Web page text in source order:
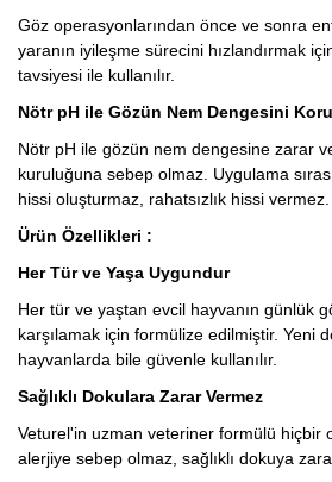
Göz operasyonlarından önce ve sonra
yaranın iyileşme sürecini hızlandırmak
tavsiyesi ile kullanılır.
Nötr pH ile Gözün Nem Dengesini
Nötr pH ile gözün nem dengesine zarar
kuruluğuna sebep olmaz. Uygulama
hissi oluşturmaz, rahatsızlık hissi vermez.
Ürün Özellikleri :
Her Tür ve Yaşa Uygundur
Her tür ve yaştan evcil hayvanın günlük
karşılamak için formülize edilmiştir. Yeni
hayvanlarda bile güvenle kullanılır.
Sağlıklı Dokulara Zarar Vermez
Veturel'in uzman veteriner formülü hiçbir
alerjiye sebep olmaz, sağlıklı dokuya